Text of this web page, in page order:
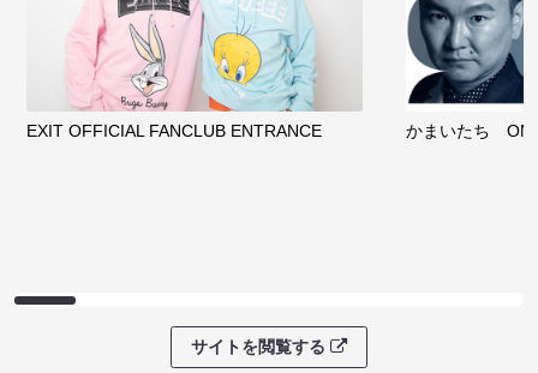
EXIT OFFICIAL FANCLUB ENTRANCE かまいたち
サイトを閲覧する